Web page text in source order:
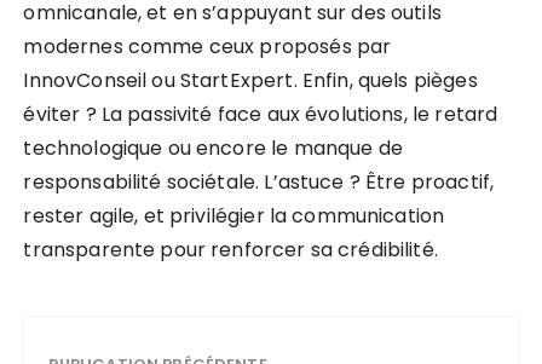
omnicanale, et en s’appuyant sur des outils
modernes comme ceux proposés par
InnovConseil ou StartExpert. Enfin, quels pièges
éviter ? La passivité face aux évolutions, le retard
technologique ou encore le manque de
responsabilité sociétale. L’astuce ? Être proactif,
rester agile, et privilégier la communication
transparente pour renforcer sa crédibilité.